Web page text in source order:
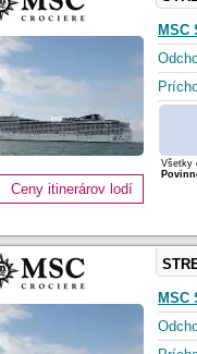
MSC
Ceny itinerárov lodí
Všetky
MSC